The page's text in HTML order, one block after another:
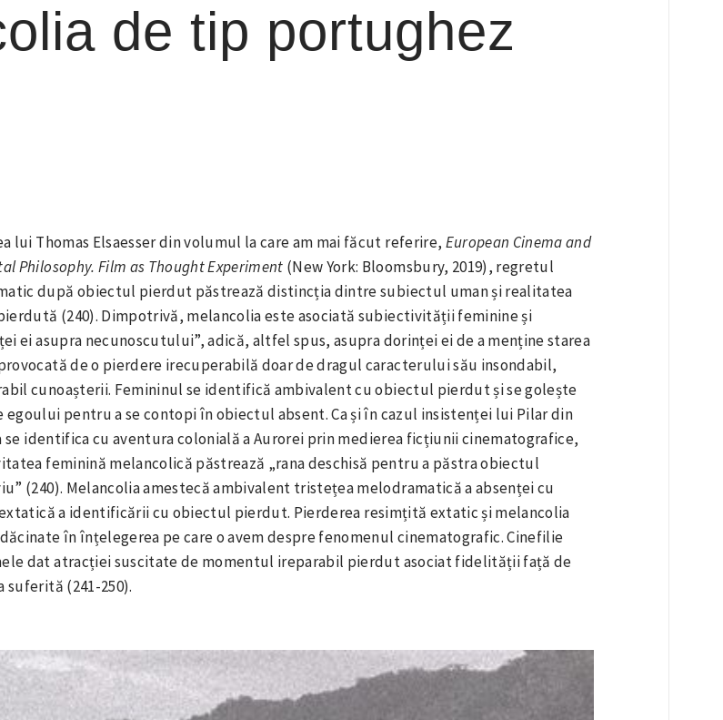
de tip portughez
lui Thomas Elsaesser din volumul la care am mai făcut referire, European Cinema and
Philosophy. Film as Thought Experiment (New York: Bloomsbury, 2019), regretul
după obiectul pierdut păstrează distincția dintre subiectul uman și realitatea
(240). Dimpotrivă, melancolia este asociată subiectivității feminine și
ei asupra necunoscutului”, adică, altfel spus, asupra dorinței ei de a menține starea
de o pierdere irecuperabilă doar de dragul caracterului său insondabil,
cunoașterii. Femininul se identifică ambivalent cu obiectul pierdut și se golește
egoului pentru a se contopi în obiectul absent. Ca și în cazul insistenței lui Pilar din
se identifica cu aventura colonială a Aurorei prin medierea ficțiunii cinematografice,
feminină melancolică păstrează „rana deschisă pentru a păstra obiectul
(240). Melancolia amestecă ambivalent tristețea melodramatică a absenței cu
a identificării cu obiectul pierdut. Pierderea resimțită extatic și melancolia
în înțelegerea pe care o avem despre fenomenul cinematografic. Cinefilie
dat atracției suscitate de momentul ireparabil pierdut asociat fidelității față de
suferită (241-250).